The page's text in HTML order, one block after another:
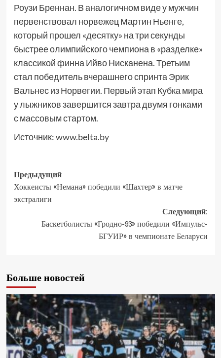
Роузи Бреннан. В аналогичном виде у мужчин
первенствовал норвежец Мартин Ньенге,
который прошел «десятку» на три секунды
быстрее олимпийского чемпиона в «разделке»
классикой финна Ийво Нисканена. Третьим
стал победитель вчерашнего спринта Эрик
Вальнес из Норвегии. Первый этап Кубка мира
у лыжников завершится завтра двумя гонками
с массовым стартом.
Источник:www.belta.by
Предыдущий
Хоккеисты «Немана» победили «Шахтер» в матче
экстралиги
Следующий:
Баскетболисты «Гродно-93» победили «Импульс-
БГУИР» в чемпионате Беларуси
Больше новостей